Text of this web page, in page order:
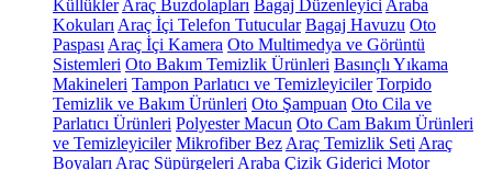
Küllükler Araç Buzdolapları Bagaj Düzenleyici Araba
Kokuları Araç İçi Telefon Tutucular Bagaj Havuzu Oto
Paspası Araç İçi Kamera Oto Multimedya ve Görüntü
Sistemleri Oto Bakım Temizlik Ürünleri Basınçlı Yıkama
Makineleri Tampon Parlatıcı ve Temizleyiciler Torpido
Temizlik ve Bakım Ürünleri Oto Şampuan Oto Cila ve
Parlatıcı Ürünleri Polyester Macun Oto Cam Bakım Ürünleri
ve Temizleyiciler Mikrofiber Bez Araç Temizlik Seti Araç
Boyaları Araç Süpürgeleri Araba Çizik Giderici Motor